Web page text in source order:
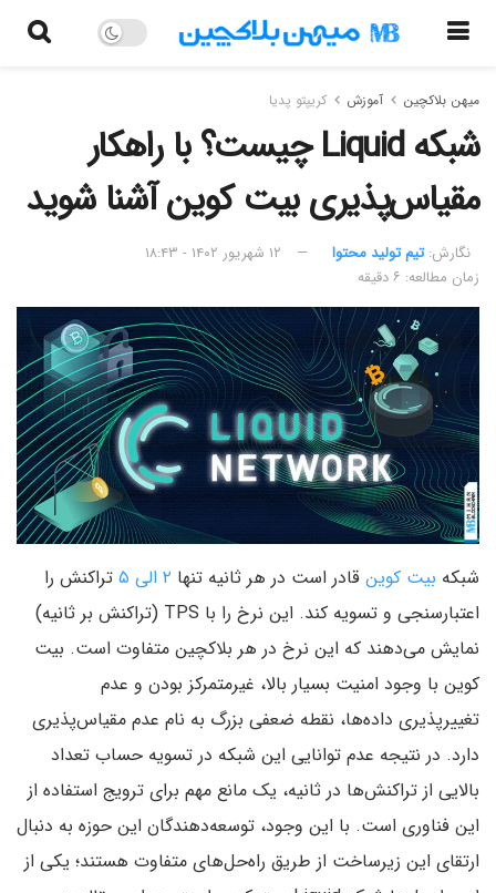
میهن بلاکچین آموزش کریپتو پدیا
شبکه Liquid چیست؟ با راهکار
مقیاس‌پذیری بیت کوین آشنا شوید
نگارش:‌ تیم تولید محتوا
۱۲ شهریور ۱۴۰۲ - ۱۸:۴۳
زمان مطالعه: ۶ دقیقه
شبکه بیت کوین قادر است در هر ثانیه تنها ۲ الی ۵
تراکنش را
اعتبارسنجی و تسویه کند. این نرخ را با TPS (تراکنش بر ثانیه)
نمایش می‌دهند که این نرخ در هر بلاکچین متفاوت است. بیت
کوین با وجود امنیت بسیار بالا، غیرمتمرکز بودن و عدم
تغییرپذیری داده‌ها، نقطه‌ ضعفی بزرگ به نام عدم مقیاس‌‌‌پذیری
دارد. در نتیجه عدم توانایی این شبکه در تسویه حساب تعداد
بالایی از تراکنش‌ها در ثانیه، یک مانع مهم برای ترویج استفاده از
این فناوری است. با این وجود، توسعه‌دهندگان این حوزه به دنبال
ارتقای این زیرساخت از طریق راه‌حل‌های متفاوت هستند؛ یکی از